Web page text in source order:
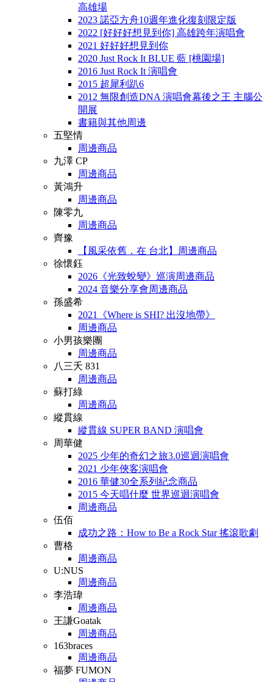
高雄場
2023 諾亞方舟10週年進化復刻限定版
2022 [好好好想見到你] 高雄跨年演唱會
2021 好好好想見到你
2020 Just Rock It BLUE 藍 [桃園場]
2016 Just Rock It 演唱會
2015 超犀利趴6
2012 無限創造DNA 演唱會幕後之王 主腦公
開展
書籍與其他周邊
五堅情
周邊商品
九澤 CP
周邊商品
黃鴻升
周邊商品
陳零九
周邊商品
齊豫
【風采依舊．在 台北】周邊商品
徐懷鈺
2026《光致蛻變》巡演周邊商品
2024 音樂分享會周邊商品
孫盛希
2021《Where is SHI? 出沒地帶》
周邊商品
小男孩樂團
周邊商品
八三夭 831
周邊商品
蘇打綠
周邊商品
縱貫線
縱貫線 SUPER BAND 演唱會
周華健
2025 少年的奇幻之旅3.0巡迴演唱會
2021 少年俠客演唱會
2016 華健30全系列紀念商品
2015 今天唱什麼 世界巡迴演唱會
周邊商品
伍佰
成功之路：How to Be a Rock Star 搖滾歌劇
曹格
周邊商品
U:NUS
周邊商品
李浩瑋
周邊商品
王謙Goatak
周邊商品
163braces
周邊商品
福夢 FUMON